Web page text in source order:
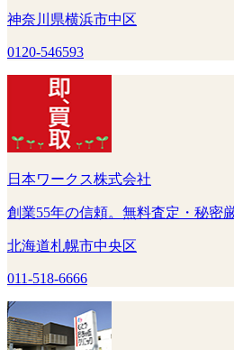
神奈川県横浜市中区
0120-546593
日本ワークス株式会社
創業55年の信頼。無料査定・秘密
北海道札幌市中央区
011-518-6666